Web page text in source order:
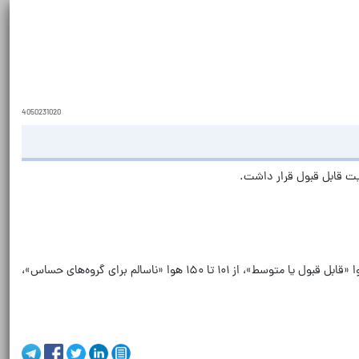
4050231020
گفتنی است که شاخص کیفیت هوا (AQI) به شش دسته اصلی تقسیم‌بندی می‌شود. بر اساس این تقسیم‌بندی از عدد صفر تا ۵۰ هوا «پاک»، از ۵۱ تا ۱۰۰ هوا «قابل قبول یا متوسط»، از ۱۰۱ تا ۱۵۰ هوا «ناسالم برای گروه‌های حساس»،